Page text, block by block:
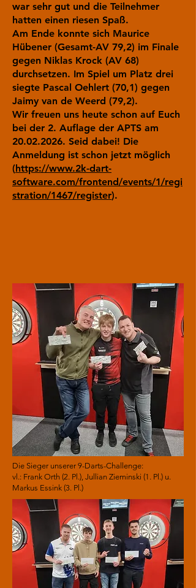
war sehr gut und die Teilnehmer
hatten einen riesen Spaß.
Am Ende konnte sich Maurice
Hübener (Gesamt-AV 79,2) im Finale
gegen Niklas Krock (AV 68)
durchsetzen. Im Spiel um Platz drei
siegte Pascal Oehlert (70,1) gegen
Jaimy van de Weerd (79,2).
Wir freuen uns heute schon auf Euch
bei der 2. Auflage der APTS am
20.02.2026. Seid dabei! Die
Anmeldung ist schon jetzt möglich
(https://www.2k-dart-
software.com/frontend/events/1/regi
stration/1467/register).
Die Sieger unserer 9-Darts-Challenge:
vl.: Frank Orth (2. Pl.), Jullian Zieminski (1. Pl.) u.
Markus Essink (3. Pl.)